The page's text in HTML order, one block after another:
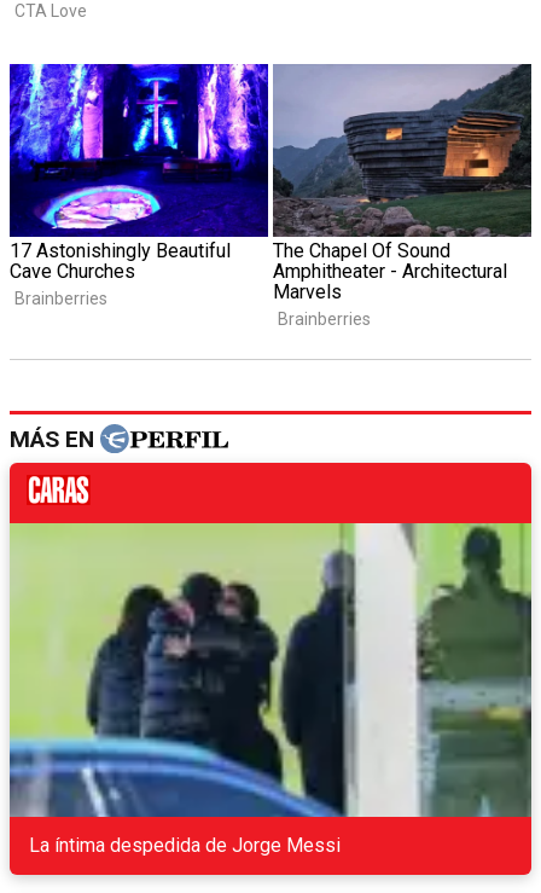
MÁS EN
La íntima despedida de Jorge Messi